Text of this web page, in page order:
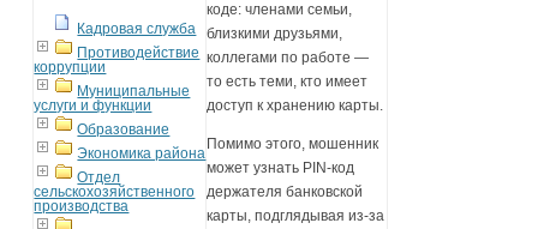
Кадровая служба
Противодействие
коррупции
Муниципальные
услуги и функции
Образование
Экономика района
Отдел
сельскохозяйственного
производства
коде: членами семьи,
близкими друзьями,
коллегами по работе —
то есть теми, кто имеет
доступ к хранению карты.
Помимо этого, мошенник
может узнать PIN-код
держателя банковской
карты, подглядывая из-за